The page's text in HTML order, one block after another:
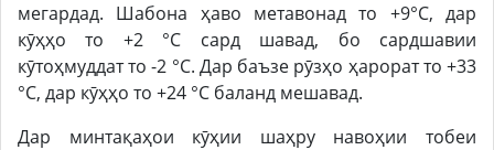
мегардад. Шабона ҳаво метавонад то +9°C, дар
кӯҳҳо то +2 °C сард шавад, бо сардшавии
кӯтоҳмуддат то -2 °C. Дар баъзе рӯзҳо ҳарорат то +33
°C, дар кӯҳҳо то +24 °C баланд мешавад.
Дар минтақаҳои кӯҳии шаҳру навоҳии тобеи